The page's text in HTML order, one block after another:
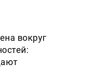
вокруг